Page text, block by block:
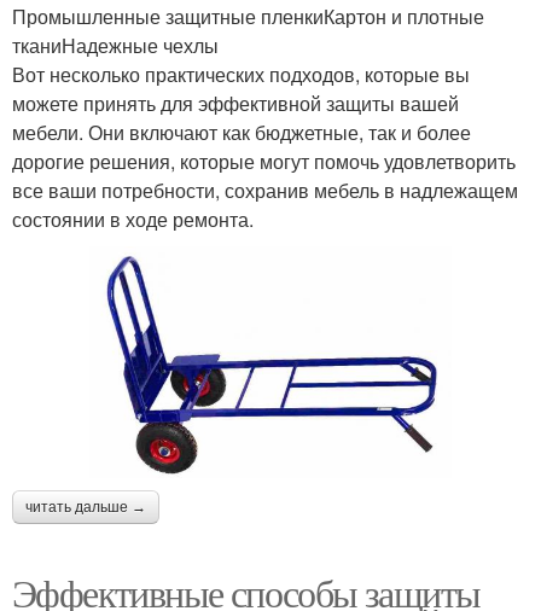
Промышленные защитные пленкиКартон и плотные
тканиНадежные чехлы
Вот несколько практических подходов, которые вы
можете принять для эффективной защиты вашей
мебели. Они включают как бюджетные, так и более
дорогие решения, которые могут помочь удовлетворить
все ваши потребности, сохранив мебель в надлежащем
состоянии в ходе ремонта.
читать дальше →
Эффективные способы защиты